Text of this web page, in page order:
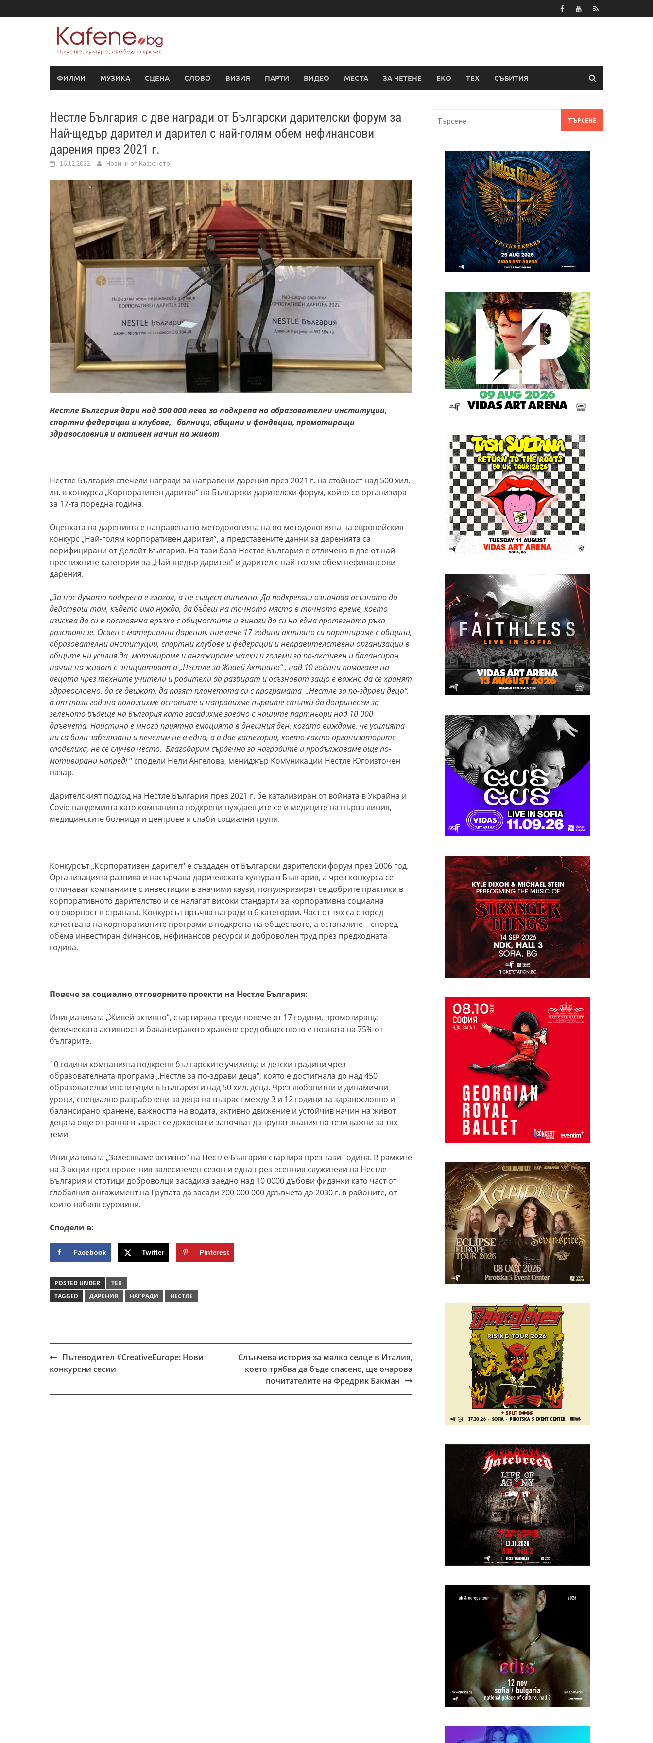
to
ФИЛМИ МУЗИКА СЦЕНА СЛОВО ВИЗИЯ ПАРТИ ВИДЕО МЕСТА ЗА ЧЕТЕНЕ ЕКО ТЕХ СЪБИТИЯ
Нестле България с две награди от Български дарителски форум за
Най-щедър дарител и дарител с най-голям обем нефинансови
дарения през 2021 г.
16.12.2022 Новини от Кафенето
Нестле България дари над 500 000 лева за подкрепа на образователни институции,
спортни федерации и клубове, болници, общини и фондации, промотиращи
здравословния и активен начин на живот
Нестле България спечели награди за направени дарения през 2021 г. на стойност над 500 хил.
лв. в конкурса „Корпоративен дарител“ на Български дарителски форум, който се организира
за 17-та поредна година.
Оценката на даренията е направена по методологията на по методологията на европейския
конкурс „Най-голям корпоративен дарител”, а представените данни за даренията са
верифицирани от Делойт България. На тази база Нестле България е отличена в две от най-
престижните категории за „Най-щедър дарител“ и дарител с най-голям обем нефинансови
дарения.
„За нас думата подкрепа е глагол, а не съществително. Да подкрепяш означава осъзнато да
действаш там, където има нужда, да бъдеш на точното място в точното време, което
изисква да си в постоянна връзка с общностите и винаги да си на една протегната ръка
разстояние. Освен с материални дарения, ние вече 17 години активно си партнираме с общини,
образователни институции, спортни клубове и федерации и неправителствени организации в
общите ни усилия да мотивираме и ангажираме малки и големи за по-активен и балансиран
начин на живот с инициативата „Нестле за Живей Активно“ , над 10 години помагаме на
децата чрез техните учители и родители да разбират и осъзнават защо е важно да се хранят
здравословно, да се движат, да пазят планетата си с програмата „Нестле за по-здрави деца“,
а от тази година положихме основите и направихме първите стъпки да допринесем за
зеленото бъдеще на България като засадихме заедно с нашите партньори над 10 000
дръвчета. Наистина е много приятна емоцията в днешния ден, когато виждаме, че усилията
ни са били забелязани и печелим не в една, а в две категории, което както организаторите
споделиха, не се случва често. Благодарим сърдечно за наградите и продължаваме още по-
мотивирани напред!“ сподели Нели Ангелова, мениджър Комуникации Нестле Югоизточен
пазар.
Дарителският подход на Нестле България през 2021 г. бе катализиран от войната в Украйна и
Covid пандемията като компанията подкрепи нуждаещите се и медиците на първа линия,
медицинските болници и центрове и слаби социални групи.
Конкурсът „Корпоративен дарител“ е създаден от Български дарителски форум през 2006 год.
Организацията развива и насърчава дарителската култура в България, а чрез конкурса се
отличават компаниите с инвестиции в значими каузи, популяризират се добрите практики в
корпоративното дарителство и се налагат високи стандарти за корпоративна социална
отговорност в страната. Конкурсът връчва награди в 6 категории. Част от тях са според
качествата на корпоративните програми в подкрепа на обществото, а останалите – според
обема инвестиран финансов, нефинансов ресурси и доброволен труд през предходната
година.
Повече за социално отговорните проекти на Нестле България:
Инициативата „Живей активно“, стартирала преди повече от 17 години, промотираща
физическата активност и балансираното хранене сред обществото е позната на 75% от
българите.
10 години компанията подкрепя българските училища и детски градини чрез
образователната програма „Нестле за по-здрави деца“, която е достигнала до над 450
образователни институции в България и над 50 хил. деца. Чрез любопитни и динамични
уроци, специално разработени за деца на възраст между 3 и 12 години за здравословно и
балансирано хранене, важността на водата, активно движение и устойчив начин на живот
децата още от ранна възраст се докосват и започват да трупат знания по тези важни за тях
теми.
Инициативата „Залесяваме активно“ на Нестле България стартира през тази година. В рамките
на 3 акции през пролетния залесителен сезон и една през есенния служители на Нестле
България и стотици доброволци засадиха заедно над 10 0000 дъбови фиданки като част от
глобалния ангажимент на Групата да засади 200 000 000 дръвчета до 2030 г. в районите, от
които набавя суровини.
Сподели в:
Facebook Twitter Pinterest
POSTED UNDER
ТЕХ
TAGGED
ДАРЕНИЯ НАГРАДИ НЕСТЛЕ
Post
navigation
Пътеводител #CreativeEurope: Нови
конкурсни сесии
Слънчева история за малко селце в Италия,
което трябва да бъде спасено, ще очарова
почитателите на Фредрик Бакман
за: